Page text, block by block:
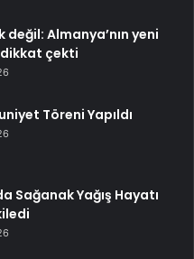
Almanya’nın yeni
dikkat çekti
Töreni Yapıldı
Sağanak Yağış Hayatı